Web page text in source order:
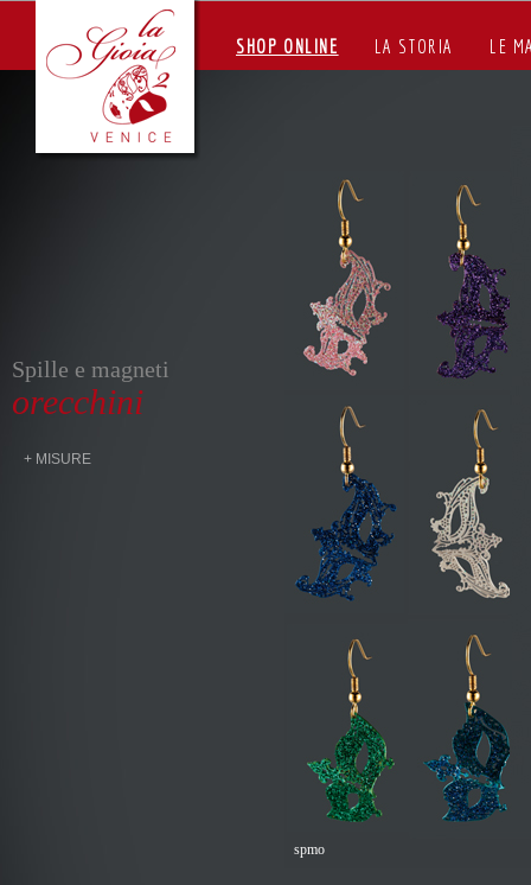
SHOP ONLINE LA STORIA LE
Spille e magneti
orecchini
+ MISURE
spmo